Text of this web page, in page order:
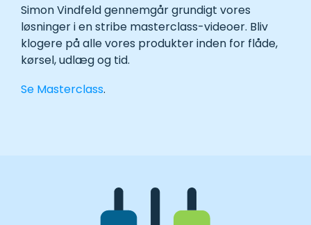
Simon Vindfeld gennemgår grundigt vores
løsninger i en stribe masterclass-videoer. Bliv
klogere på alle vores produkter inden for flåde,
kørsel, udlæg og tid.
Se Masterclass.